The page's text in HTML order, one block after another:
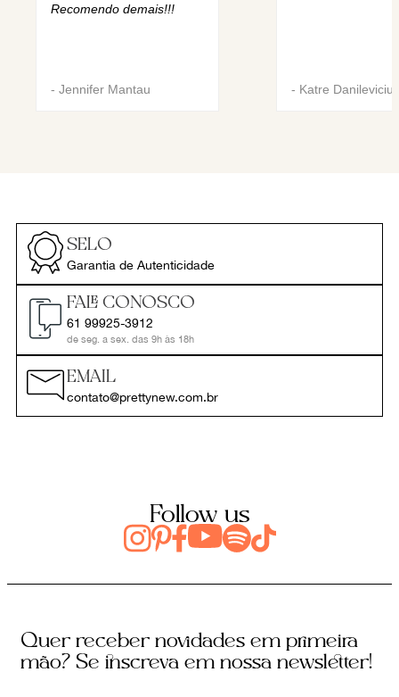
Recomendo demais!!!
- Jennifer Mantau - Katre Danilevicius
SELO
Garantia de Autenticidade
FALE CONOSCO
61 99925-3912
de seg. a sex. das 9h às 18h
EMAIL
contato@prettynew.com.br
Follow us
Quer receber novidades em primeira
mão? Se inscreva em nossa newsletter!